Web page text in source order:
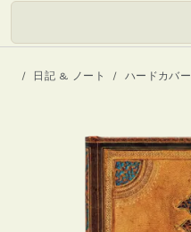
日記 & ノート ハードカバー